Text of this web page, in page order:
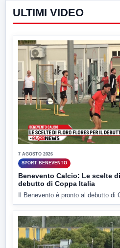
ULTIMI VIDEO
7 AGOSTO 2026
SPORT BENEVENTO
Benevento Calcio: Le scelte
debutto di Coppa Italia
Il Benevento è pronto al debutto di